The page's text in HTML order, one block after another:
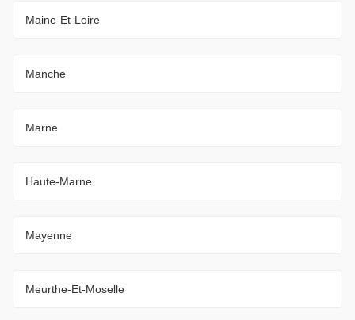
Maine-Et-Loire
Manche
Marne
Haute-Marne
Mayenne
Meurthe-Et-Moselle